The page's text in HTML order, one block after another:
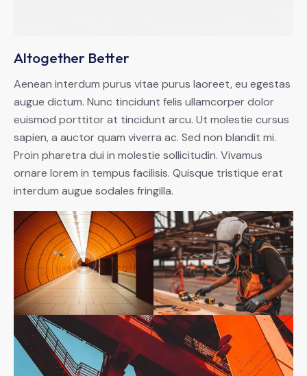
Altogether Better
Aenean interdum purus vitae purus laoreet, eu egestas
augue dictum. Nunc tincidunt felis ullamcorper dolor
euismod porttitor at tincidunt arcu. Ut molestie cursus
sapien, a auctor quam viverra ac. Sed non blandit mi.
Proin pharetra dui in molestie sollicitudin. Vivamus
ornare lorem in tempus facilisis. Quisque tristique erat
interdum augue sodales fringilla.